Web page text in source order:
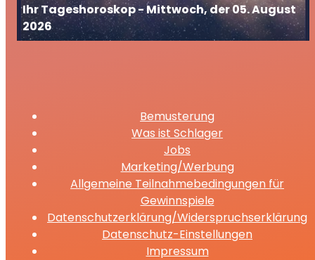
Ihr Tageshoroskop - Mittwoch, der 05. August
2026
Bemusterung
Was ist Schlager
Jobs
Marketing/Werbung
Allgemeine Teilnahmebedingungen für
Gewinnspiele
Datenschutzerklärung/Widerspruchserklärung
Datenschutz-Einstellungen
Impressum